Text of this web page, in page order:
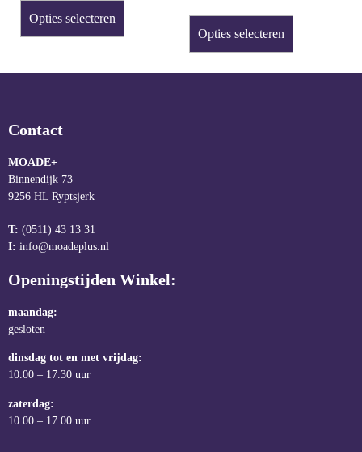
Opties selecteren
Opties selecteren
Contact
MOADE+
Binnendijk 73
9256 HL Ryptsjerk
T: (0511) 43 13 31
I: info@moadeplus.nl
Openingstijden Winkel:
maandag:
gesloten
dinsdag tot en met vrijdag:
10.00 – 17.30 uur
zaterdag:
10.00 – 17.00 uur